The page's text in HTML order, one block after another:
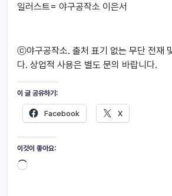
일러스트= 야구공작소 이은서
ⓒ야구공작소. 출처 표기 없는 무단 전재
다. 상업적 사용은 별도 문의 바랍니다.
이 글 공유하기:
Facebook X
이것이 좋아요: